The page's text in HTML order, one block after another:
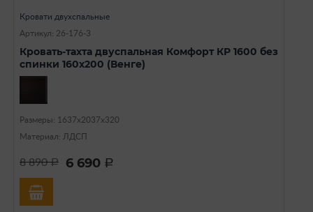
Кровати двухспальные
Артикул: 26-176-3
Кровать-тахта двуспальная Комфорт КР 1600 без
спинки 160х200 (Венге)
Размеры: 1637х2037х320
Материал: ЛДСП
8 890a 6 690 a